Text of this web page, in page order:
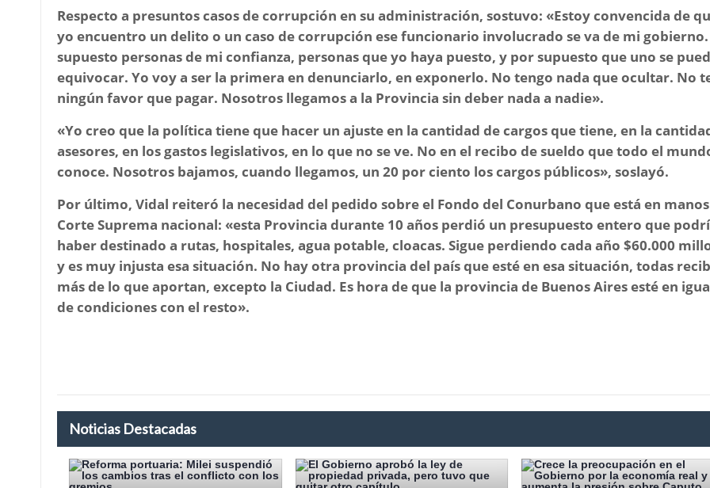
Respecto a presuntos casos de corrupción en su administración, sostuvo: «Estoy convencida de
yo encuentro un delito o un caso de corrupción ese funcionario involucrado se va de mi
supuesto personas de mi confianza, personas que yo haya puesto, y por supuesto que uno se
equivocar. Yo voy a ser la primera en denunciarlo, en exponerlo. No tengo nada que ocultar. No
ningún favor que pagar. Nosotros llegamos a la Provincia sin deber nada a nadie».
«Yo creo que la política tiene que hacer un ajuste en la cantidad de cargos que tiene, en la
asesores, en los gastos legislativos, en lo que no se ve. No en el recibo de sueldo que todo el
conoce. Nosotros bajamos, cuando llegamos, un 20 por ciento los cargos públicos», soslayó.
Por último, Vidal reiteró la necesidad del pedido sobre el Fondo del Conurbano que está en
Corte Suprema nacional: «esta Provincia durante 10 años perdió un presupuesto entero que
haber destinado a rutas, hospitales, agua potable, cloacas. Sigue perdiendo cada año $60.000
y es muy injusta esa situación. No hay otra provincia del país que esté en esa situación, todas
más de lo que aportan, excepto la Ciudad. Es hora de que la provincia de Buenos Aires esté en
de condiciones con el resto».
Noticias Destacadas